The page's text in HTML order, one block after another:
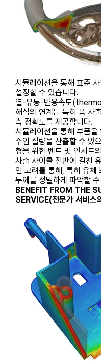
시뮬레이션을 통해 표준
설정할 수 있습니다.
열-유동-반응속도
해석의 연계는 특히 폼 사
측 정확도를 제공합니다.
시뮬레이션을 통해 부품
주입 질량을 산출할 수 있
형을 위한 벤트 및 인서트
사출 사이클 전반에 걸친
인 고려를 통해, 특히 유체
두께를 정밀하게 파악할
BENEFIT FROM THE
SERVICE(전문가 서비스